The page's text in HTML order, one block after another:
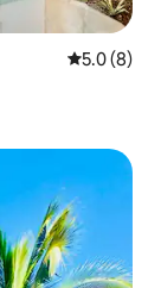
5.0 (8)